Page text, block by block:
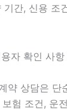
기간, 신용
용자 확인 사
상담은 단
험 조건,